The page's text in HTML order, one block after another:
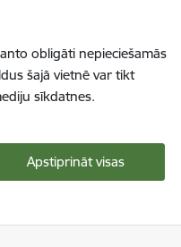
obligāti nepieciešamās
šajā vietnē var tikt
sīkdatnes.
Apstiprināt visas